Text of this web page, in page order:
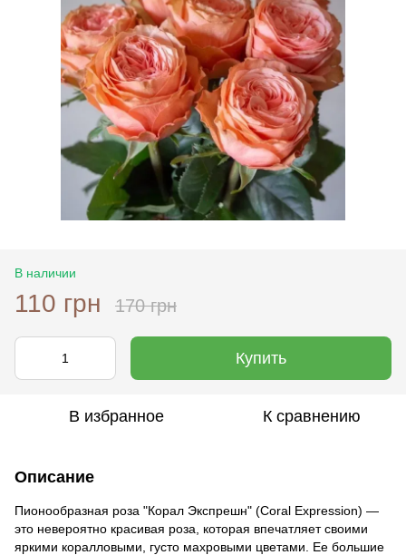
В наличии
110 грн 170 грн
Купить
В избранное К сравнению
Описание
Пионообразная роза "Корал Экспрешн" (Coral Expression) —
это невероятно красивая роза, которая впечатляет своими
яркими коралловыми, густо махровыми цветами. Ее большие